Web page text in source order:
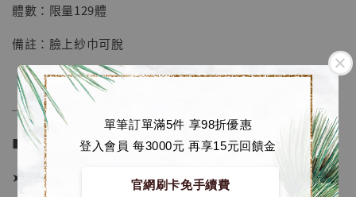
單筆訂單滿5件 享98折優惠
登入會員 每3000元 再享15元回饋金
官網刷卡免手續費
加購優惠【海賊王 布魯克達摩 [7STARS Studio]】
體數：限量129體
備註：臉上紗巾可脫
──────────────
■ 販售資訊 (NT$)：
➤ 價格 5580元 (訂金2880)